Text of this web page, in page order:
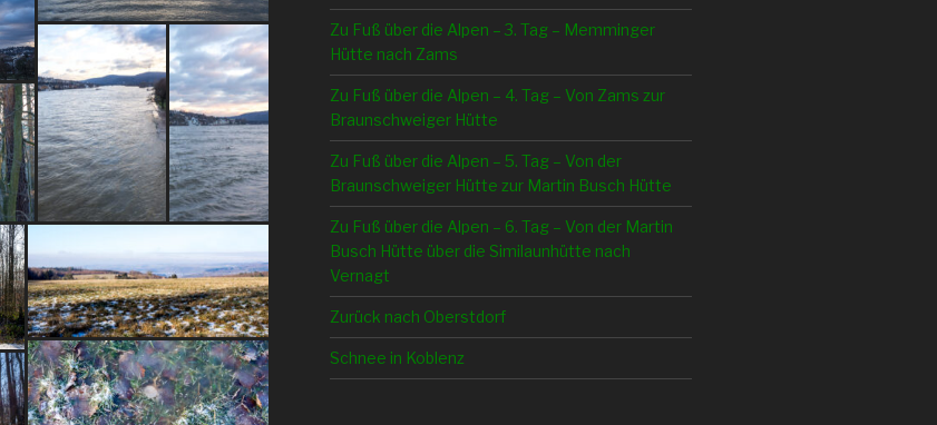
Zu Fuß über die Alpen – 3. Tag – Memminger
Hütte nach Zams
Zu Fuß über die Alpen – 4. Tag – Von Zams zur
Braunschweiger Hütte
Zu Fuß über die Alpen – 5. Tag – Von der
Braunschweiger Hütte zur Martin Busch Hütte
Zu Fuß über die Alpen – 6. Tag – Von der Martin
Busch Hütte über die Similaunhütte nach
Vernagt
Zurück nach Oberstdorf
Schnee in Koblenz